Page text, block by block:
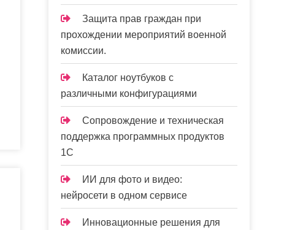
Защита прав граждан при
прохождении мероприятий военной
комиссии.
Каталог ноутбуков с
различными конфигурациями
Сопровождение и техническая
поддержка программных продуктов
1С
ИИ для фото и видео:
нейросети в одном сервисе
Инновационные решения для